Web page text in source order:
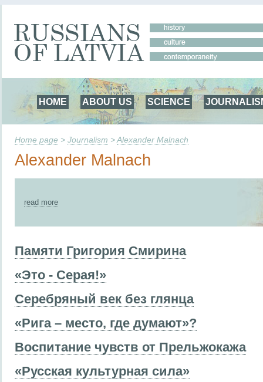
HOME ABOUT US SCIENCE
Home page > Journalism >Alexander Malnach
Alexander Malnach
read more
Памяти Григория Смирина
«Это - Серая!»
Серебряный век без глянца
«Рига – место, где думают»?
Воспитание чувств от Прельжокажа
«Русская культурная сила»